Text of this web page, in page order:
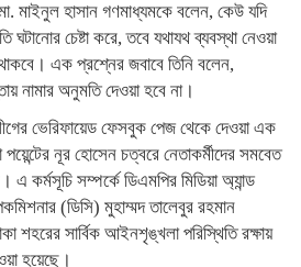
মাইনুল হাসান গণমাধ্যমকে বলেন, কেউ যদি
চেষ্টা করে, তবে যথাযথ ব্যবস্থা নেওয়া
এক প্রশ্নের জবাবে তিনি বলেন,
নামার অনুমতি দেওয়া হবে না।
ভেরিফায়েড ফেসবুক পেজ থেকে দেওয়া এক
পয়েন্টের নূর হোসেন চত্বরে নেতাকর্মীদের সমবেত
কর্মসূচি সম্পর্কে ডিএমপির মিডিয়া অ্যান্ড
(ডিসি) মুহাম্মদ তালেবুর রহমান
শহরের সার্বিক আইনশৃঙ্খলা পরিস্থিতি রক্ষায়
হয়েছে।